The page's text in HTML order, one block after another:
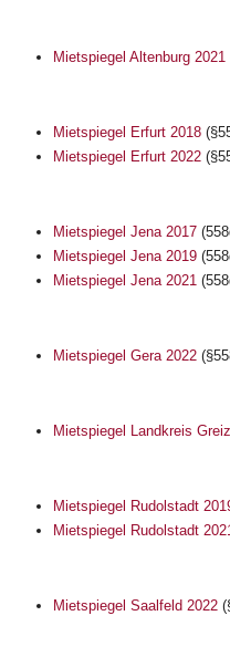
Mietspiegel Altenburg 2021
Mietspiegel Erfurt 2018
Mietspiegel Erfurt 2022
Mietspiegel Jena 2017
Mietspiegel Jena 2019
Mietspiegel Jena 2021
Mietspiegel Gera 2022
Mietspiegel Landkreis
Mietspiegel Rudolstadt
Mietspiegel Rudolstadt 2021
Mietspiegel Saalfeld 2022